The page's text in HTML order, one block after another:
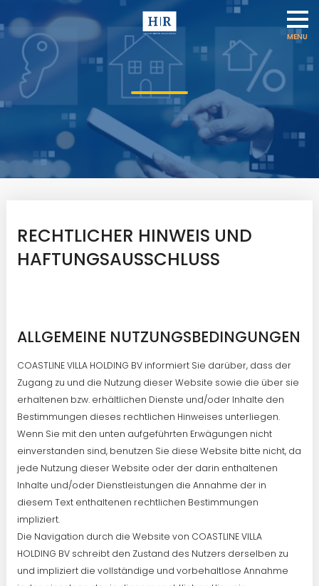
RECHTLICHER HINWEIS UND
HAFTUNGSAUSSCHLUSS
ALLGEMEINE NUTZUNGSBEDINGUNGEN
COASTLINE VILLA HOLDING BV informiert Sie darüber, dass der
Zugang zu und die Nutzung dieser Website sowie die über sie
erhaltenen bzw. erhältlichen Dienste und/oder Inhalte den
Bestimmungen dieses rechtlichen Hinweises unterliegen.
Wenn Sie mit den unten aufgeführten Erwägungen nicht
einverstanden sind, benutzen Sie diese Website bitte nicht, da
jede Nutzung dieser Website oder der darin enthaltenen
Inhalte und/oder Dienstleistungen die Annahme der in
diesem Text enthaltenen rechtlichen Bestimmungen
impliziert.
Die Navigation durch die Website von COASTLINE VILLA
HOLDING BV schreibt den Zustand des Nutzers derselben zu
und impliziert die vollständige und vorbehaltlose Annahme